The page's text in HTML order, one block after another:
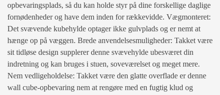
opbevaringsplads, så du kan holde styr på dine forskellige daglige
fornødenheder og have dem inden for rækkevidde. Vægmonteret:
Det svævende kubehylde optager ikke gulvplads og er nemt at
hænge op på væggen. Brede anvendelsesmuligheder: Takket være
sit tidløse design supplerer denne svævehylde ubesværet din
indretning og kan bruges i stuen, soveværelset og meget mere.
Nem vedligeholdelse: Takket være den glatte overflade er denne
wall cube-opbevaring nem at rengøre med en fugtig klud og